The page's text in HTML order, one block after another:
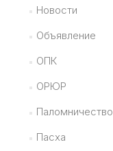
Новости
Объявление
ОПК
ОРЮР
Паломничество
Пасха